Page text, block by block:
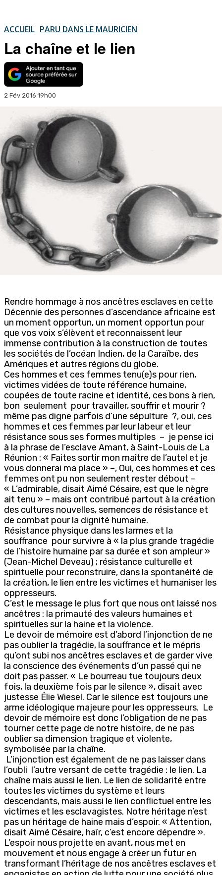
ACCUEIL PARU DANS LE MAURICIEN
La chaîne et le lien
2 Fév 2016 19h00
Rendre hommage à nos ancêtres esclaves en cette
Décennie des personnes d’ascendance africaine est
un moment opportun, un moment opportun pour
que vos voix s’élèvent et reconnaissent leur
immense contribution à la construction de toutes
les sociétés de l’océan Indien, de la Caraïbe, des
Amériques et autres régions du globe.
Ces hommes et ces femmes tenu(e)s pour rien,
victimes vidées de toute référence humaine,
coupées de toute racine et identité, ces bons à rien,
bon seulement pour travailler, souffrir et mourir ?
même pas digne parfois d’une sépulture ?, oui, ces
hommes et ces femmes par leur labeur et leur
résistance sous ses formes multiples – je pense ici
à la phrase de l’esclave Amant, à Saint-Louis de La
Réunion : « Faites sortir mon maître de l’autel et je
vous donnerai ma place » –, Oui, ces hommes et ces
femmes ont pu non seulement rester débout –
« L’admirable, disait Aimé Césaire, est que le nègre
ait tenu » – mais ont contribué partout à la création
des cultures nouvelles, semences de résistance et
de combat pour la dignité humaine.
Résistance physique dans les larmes et la
souffrance pour survivre à « la plus grande tragédie
de l’histoire humaine par sa durée et son ampleur »
(Jean-Michel Deveau) ; résistance culturelle et
spirituelle pour reconstruire, dans la spontanéité de
la création, le lien entre les victimes et humaniser les
oppresseurs.
C’est le message le plus fort que nous ont laissé nos
ancêtres : la primauté des valeurs humaines et
spirituelles sur la haine et la violence.
Le devoir de mémoire est d’abord l’injonction de ne
pas oublier la tragédie, la souffrance et le mépris
qu’ont subi nos ancêtres esclaves et de garder vive
la conscience des événements d’un passé qui ne
doit pas passer. « Le bourreau tue toujours deux
fois, la deuxième fois par le silence », disait avec
justesse Élie Wiesel. Car le silence est toujours une
arme idéologique majeure pour les oppresseurs. Le
devoir de mémoire est donc l’obligation de ne pas
tourner cette page de notre histoire, de ne pas
oublier sa dimension tragique et violente,
symbolisée par la chaîne.
L’injonction est également de ne pas laisser dans
l’oubli l’autre versant de cette tragédie : le lien. La
chaîne mais aussi le lien. Le lien de solidarité entre
toutes les victimes du système et leurs
descendants, mais aussi le lien conflictuel entre les
victimes et les esclavagistes. Notre héritage n’est
pas un héritage de haine mais d’espoir. « Attention,
disait Aimé Césaire, haïr, c’est encore dépendre ».
L’espoir nous projette en avant, nous met en
mouvement et nous engage à créer un futur en
transformant l’héritage de nos ancêtres esclaves et